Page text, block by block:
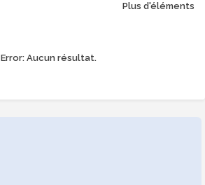
Plus d'éléments
Error:Aucun résultat.